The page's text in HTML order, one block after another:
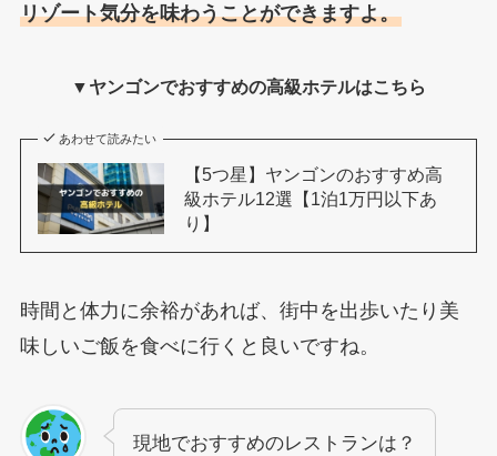
リゾート気分を味わうことができますよ。
▼ヤンゴンでおすすめの高級ホテルはこちら
あわせて読みたい
【5つ星】ヤンゴンのおすすめ高
級ホテル12選【1泊1万円以下あ
り】
時間と体力に余裕があれば、街中を出歩いたり美
味しいご飯を食べに行くと良いですね。
現地でおすすめのレストランは？